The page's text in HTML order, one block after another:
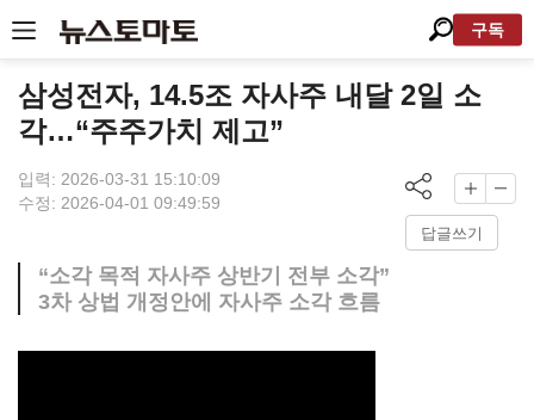
구독
삼성전자, 14.5조 자사주 내달 2일 소
각…“주주가치 제고”
입력: 2026-03-31 15:10:09
수정: 2026-04-01 09:49:59
답글쓰기
“소각 목적 자사주 상반기 전부 소각”
3차 상법 개정안에 자사주 소각 흐름